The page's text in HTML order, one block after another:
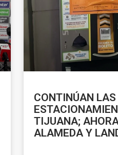
CONTINÚAN
TIJUANA;
ALAMEDA Y